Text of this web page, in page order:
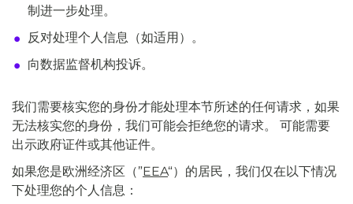
制进一步处理。
反对处理个人信息（如适用）。
向数据监督机构投诉。
我们需要核实您的身份才能处理本节所述的任何请求，如果
无法核实您的身份，我们可能会拒绝您的请求。 可能需要
出示政府证件或其他证件。
如果您是欧洲经济区（”EEA“）的居民，我们仅在以下情况
下处理您的个人信息：